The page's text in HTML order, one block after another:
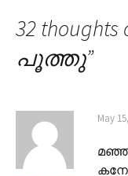
32 thoughts
പൂത്തു”
May